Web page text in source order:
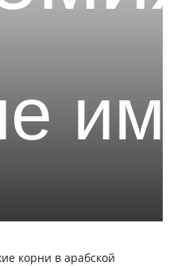
корни в арабской